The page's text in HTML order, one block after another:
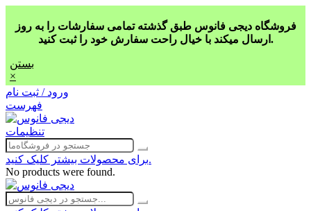
فروشگاه دیجی فانوس طبق گذشته تمامی سفارشات را به روز
ارسال میکند با خیال راحت سفارش خود را ثبت کنید.
بستن
×
ورود / ثبت نام
فهرست
تنظیمات
برای محصولات بیشتر کلیک کنید.
No products were found.